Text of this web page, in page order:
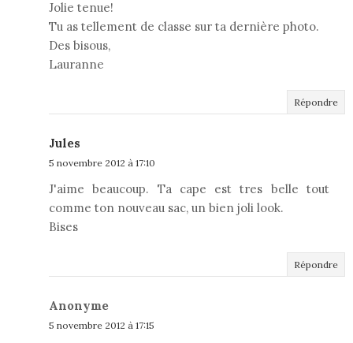
Jolie tenue!
Tu as tellement de classe sur ta dernière photo.
Des bisous,
Lauranne
Répondre
Jules
5 novembre 2012 à 17:10
J'aime beaucoup. Ta cape est tres belle tout
comme ton nouveau sac, un bien joli look.
Bises
Répondre
Anonyme
5 novembre 2012 à 17:15